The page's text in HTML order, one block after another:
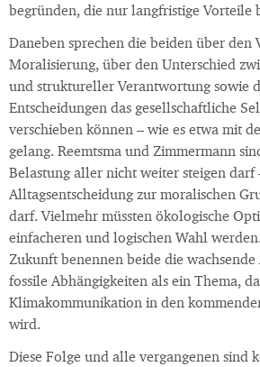
begründen, die nur langfristige Vorteile
Daneben sprechen die beiden über den
Moralisierung, über den Unterschied
und struktureller Verantwortung sowie
Entscheidungen das gesellschaftliche
verschieben können – wie es etwa mit
gelang. Reemtsma und Zimmermann
Belastung aller nicht weiter steigen darf
Alltagsentscheidung zur moralischen
darf. Vielmehr müssten ökologische
einfacheren und logischen Wahl
Zukunft benennen beide die
fossile Abhängigkeiten als ein Thema,
Klimakommunikation in den
wird.
Diese Folge und alle vergangenen sind